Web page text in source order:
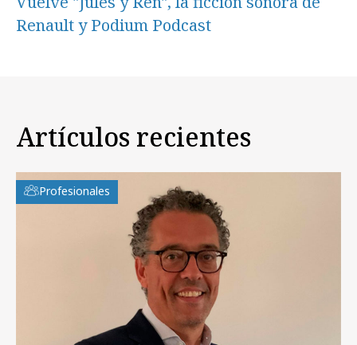
Renault y Podium Podcast
Artículos recientes
Profesionales